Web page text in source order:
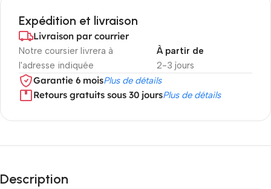
Expédition et livraison
Livraison par courrier
Notre coursier livrera à
l'adresse indiquée
2-3 jours
À partir de
Garantie 6 moisPlus de détails
Retours gratuits sous 30 joursPlus de détails
Description